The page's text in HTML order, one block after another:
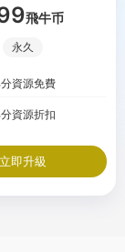
飛牛币
永久
資源免費
資源折扣
立即升級